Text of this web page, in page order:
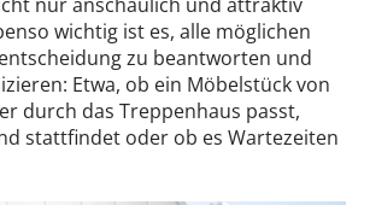
wichtig ist es, alle möglichen
zu beantworten und
Etwa, ob ein Möbelstück von
durch das Treppenhaus passt,
stattfindet oder ob es Wartezeiten